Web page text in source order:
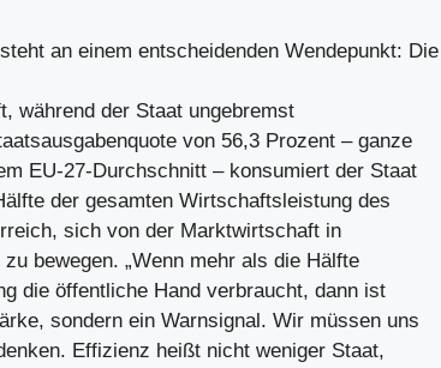
an einem entscheidenden Wendepunkt: Die
während der Staat ungebremst
von 56,3 Prozent – ganze
EU-27-Durchschnitt – konsumiert der Staat
der gesamten Wirtschaftsleistung des
sich von der Marktwirtschaft in
bewegen. „Wenn mehr als die Hälfte
die öffentliche Hand verbraucht, dann ist
sondern ein Warnsignal. Wir müssen uns
Effizienz heißt nicht weniger Staat,